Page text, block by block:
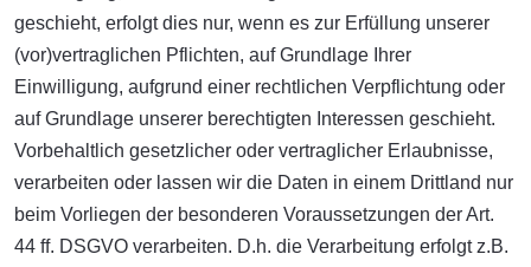
geschieht, erfolgt dies nur, wenn es zur Erfüllung unserer
(vor)vertraglichen Pflichten, auf Grundlage Ihrer
Einwilligung, aufgrund einer rechtlichen Verpflichtung oder
auf Grundlage unserer berechtigten Interessen geschieht.
Vorbehaltlich gesetzlicher oder vertraglicher Erlaubnisse,
verarbeiten oder lassen wir die Daten in einem Drittland nur
beim Vorliegen der besonderen Voraussetzungen der Art.
44 ff. DSGVO verarbeiten. D.h. die Verarbeitung erfolgt z.B.